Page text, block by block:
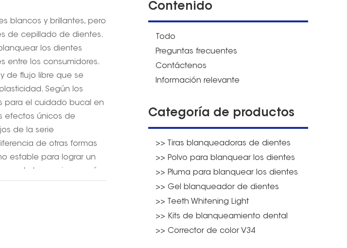
blancos y brillantes, pero
de cepillado de dientes.
los dientes
entre los consumidores.
de flujo libre que se
Según los
para el cuidado bucal en
efectos únicos de
de la serie
de otras formas
estable para lograr un
de los opciones más
Contenido
Todo
Preguntas frecuentes
Contáctenos
Información relevante
Categoría de productos
>> Tiras blanqueadoras de dientes
>> Polvo para blanquear los dientes
>> Pluma para blanquear los dientes
>> Gel blanqueador de dientes
>> Teeth Whitening Light
>> Kits de blanqueamiento dental
>> Corrector de color V34